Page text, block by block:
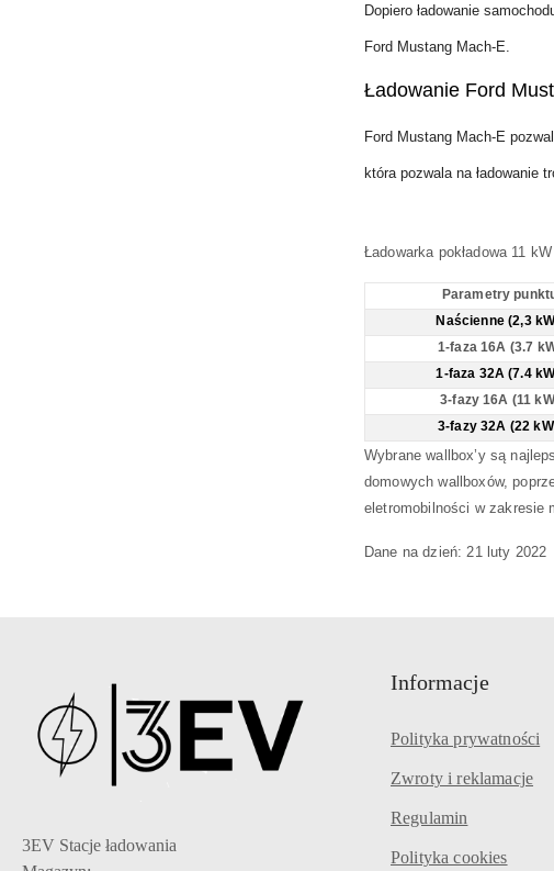
Dopiero ładowanie
Ford Mustang Mach-E.
Ładowanie Ford
Ford Mustang Mach-E
która pozwala na ładowanie
Ładowarka pokładowa 11 kW
Parametry
Naścienne (2,3
1-faza 16A (3.7
1-faza 32A (7.4
3-fazy 16A (11
3-fazy 32A (22
Wybrane wallbox’y są
domowych wallboxów,
eletromobilności w zakresie
Dane na dzień: 21luty 2022
3EV Stacje ładowania
Informacje
Polityka prywatności
Zwroty i reklamacje
Regulamin
Polityka cookies